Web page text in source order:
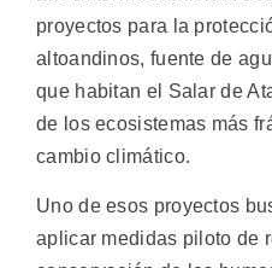
proyectos para la
altoandinos, fuente de
que habitan el Salar de
de los ecosistemas más
cambio climático.
Uno de esos proyectos
aplicar medidas piloto de